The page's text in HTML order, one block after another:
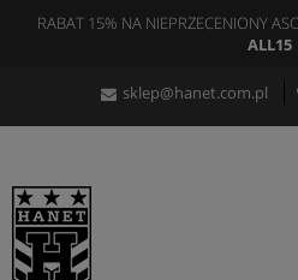
RABAT 15% NA NIEPRZECENIONY
ALL15
sklep@hanet.com.pl